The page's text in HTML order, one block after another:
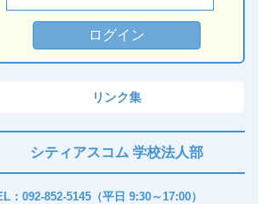
リンク集
シティアスコム 学校法人部
：092-852-5145（平日 9:30～17:00）